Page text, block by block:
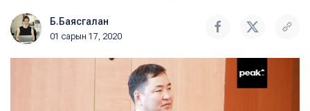
Б.Баясгалан
01 сарын 17, 2020